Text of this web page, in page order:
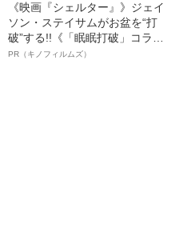
《映画『シェルター』》ジェイ
ソン・ステイサムがお盆を“打
破”する!!《「眠眠打破」コラ
ボ》
PR（キノフィルムズ）